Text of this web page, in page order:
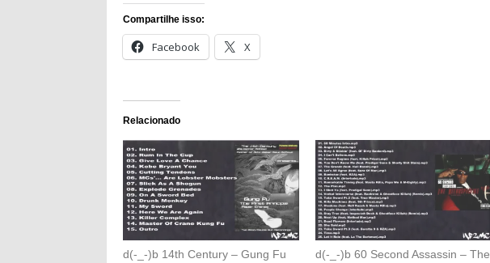
Compartilhe isso:
Facebook X
Relacionado
d(-_-)b 14th Century – Gung Fu
d(-_-)b 60 Second Assassin – The